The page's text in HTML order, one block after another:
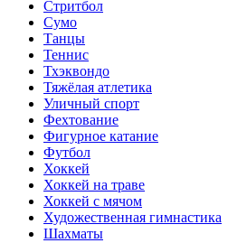
Стритбол
Сумо
Танцы
Теннис
Тхэквондо
Тяжёлая атлетика
Уличный спорт
Фехтование
Фигурное катание
Футбол
Хоккей
Хоккей на траве
Хоккей с мячом
Художественная гимнастика
Шахматы